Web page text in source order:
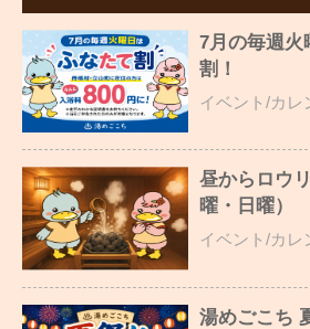
7月の毎週火
割！
イベント/カレ
昼からロウ
曜・日曜）
イベント/カレ
湯めごこち